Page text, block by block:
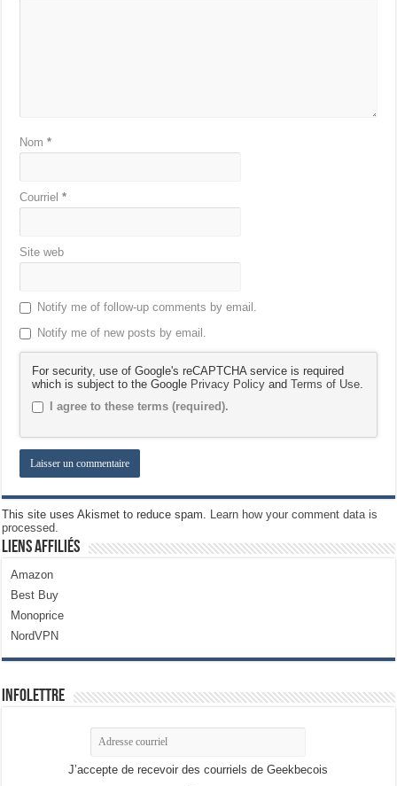
Nom*
Courriel*
Site web
Notify me of follow-up comments by email.
Notify me of new posts by email.
For security, use of Google's reCAPTCHA service is required
which is subject to the Google Privacy Policy andTerms of Use
I agree to these terms (required).
This site uses Akismet to reduce spam. Learn how your comment data is
processed.
Liens Affiliés
Amazon
Best Buy
Monoprice
NordVPN
Infolettre
J’accepte de recevoir des courriels de Geekbecois